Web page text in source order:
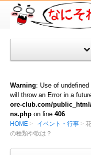
な
そ
部
Warning: Use of
will throw an Error in a
ore-club.com/
ns.php on line 406
HOME イベント・行事
の種類や歌は？